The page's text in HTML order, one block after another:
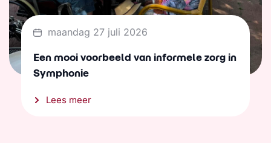
maandag 27 juli 2026
Een mooi voorbeeld van informele zorg in
Symphonie
Lees meer